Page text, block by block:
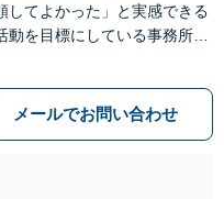
してよかった」と実感できる
動を目標にしている事務所で
り【相続・遺言】相談者さま
添い、円滑な相続を目指しま
メールでお問い合わせ